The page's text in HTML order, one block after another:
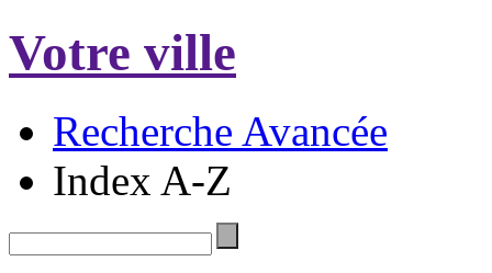
Votre ville
Recherche Avancée
Index A-Z